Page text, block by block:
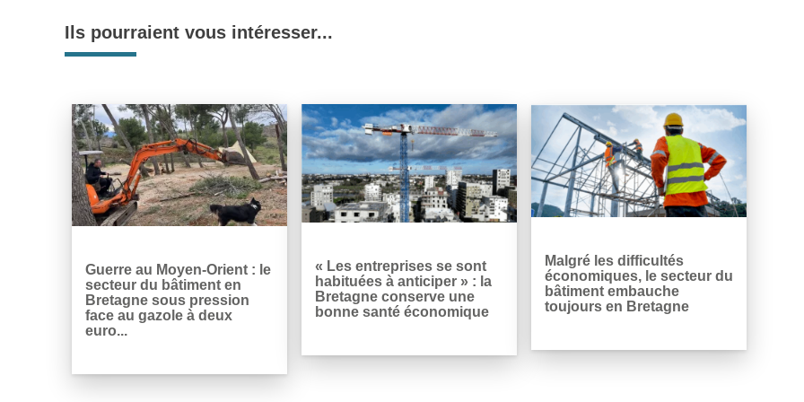
Ils pourraient vous intéresser...
Guerre au Moyen-Orient : le
secteur du bâtiment en
Bretagne sous pression
face au gazole à deux
euro...
« Les entreprises se sont
habituées à anticiper » : la
Bretagne conserve une
bonne santé économique
Malgré les difficultés
économiques, le secteur du
bâtiment embauche
toujours en Bretagne